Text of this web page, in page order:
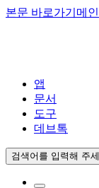
본문 바로가기 메
앱
문서
도구
데브톡
검색어를 입력해 주세